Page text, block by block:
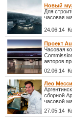
Новый
Для
часовая
24.06.14
Проект
Часовая
авторов
02.06.14
Лео
сборной
часовой
27.05.14